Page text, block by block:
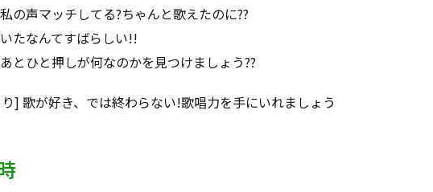
の声マッチしてる?ちゃんと歌えたのに??
たなんてすばらしい!!
とひと押しが何なのかを見つけましょう??
] 歌が好き、では終わらない!歌唱力を手にいれましょう